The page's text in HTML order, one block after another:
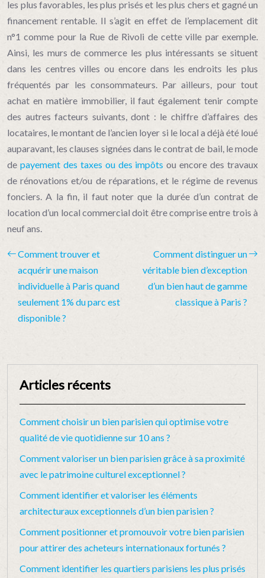
les plus favorables, les plus prisés et les plus chers et gagné un
financement rentable. Il s’agit en effet de l’emplacement dit
n°1 comme pour la Rue de Rivoli de cette ville par exemple.
Ainsi, les murs de commerce les plus intéressants se situent
dans les centres villes ou encore dans les endroits les plus
fréquentés par les consommateurs. Par ailleurs, pour tout
achat en matière immobilier, il faut également tenir compte
des autres facteurs suivants, dont : le chiffre d’affaires des
locataires, le montant de l’ancien loyer si le local a déjà été loué
auparavant, les clauses signées dans le contrat de bail, le mode
de payement des taxes ou des impôts ou encore des travaux
de rénovations et/ou de réparations, et le régime de revenus
fonciers. A la fin, il faut noter que la durée d’un contrat de
location d’un local commercial doit être comprise entre trois à
neuf ans.
Comment trouver et
acquérir une maison
individuelle à Paris quand
seulement 1% du parc est
disponible ?
Comment distinguer un
véritable bien d’exception
d’un bien haut de gamme
classique à Paris ?
Articles récents
Comment choisir un bien parisien qui optimise votre
qualité de vie quotidienne sur 10 ans ?
Comment valoriser un bien parisien grâce à sa proximité
avec le patrimoine culturel exceptionnel ?
Comment identifier et valoriser les éléments
architecturaux exceptionnels d’un bien parisien ?
Comment positionner et promouvoir votre bien parisien
pour attirer des acheteurs internationaux fortunés ?
Comment identifier les quartiers parisiens les plus prisés